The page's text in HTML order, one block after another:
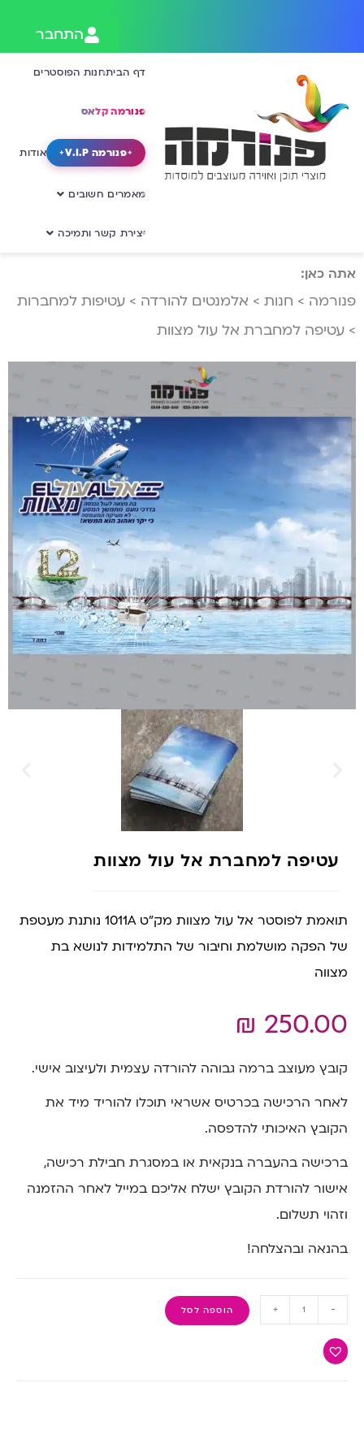
התחבר
דף הביתחנות הפוסטרים
פנורמה קלאס
פנורמה V.I.P אודות
מאמרים חשובים
יצירת קשר ותמיכה
אתה כאן:
פנורמה > חנות > אלמנטים להורדה > עטיפות למחברות
> עטיפה למחברת אל עול מצוות
עטיפה למחברת אל עול מצוות
תואמת לפוסטר אל עול מצוות מק”ט 1011A נותנת מעטפת
של הפקה מושלמת וחיבור של התלמידות לנושא בת
מצווה
₪ 250.00
קובץ מעוצב ברמה גבוהה להורדה עצמית ולעיצוב אישי.
לאחר הרכישה בכרטיס אשראי תוכלו להוריד מיד את
הקובץ האיכותי להדפסה.
ברכישה בהעברה בנקאית או במסגרת חבילת רכישה,
אישור להורדת הקובץ ישלח אליכם במייל לאחר ההזמנה
וזהוי תשלום.
בהנאה ובהצלחה!
-
+ הוספה לסל